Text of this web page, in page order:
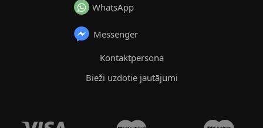
WhatsApp
Messenger
Kontaktpersona
Bieži uzdotie jautājumi